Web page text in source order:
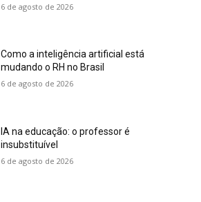
6 de agosto de 2026
Como a inteligência artificial está
mudando o RH no Brasil
6 de agosto de 2026
IA na educação: o professor é
insubstituível
6 de agosto de 2026